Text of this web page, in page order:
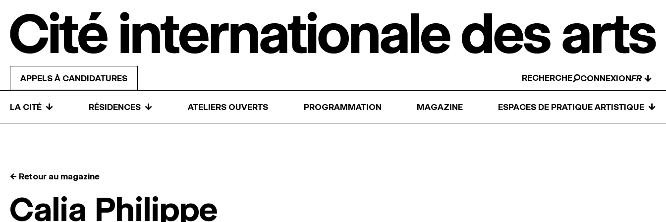
APPELS À CANDIDATURES RECHERCHE CONNEXION ↓
LA CITÉ ↓ RÉSIDENCES ↓ ATELIERS OUVERTS PROGRAMMATION MAGAZINE ESPACES DE PRATIQUE ARTISTIQUE ↓
← Retour au magazine
Calia Philippe